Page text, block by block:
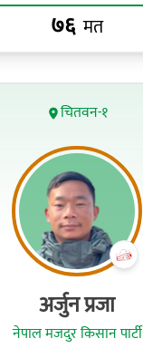
७६ मत
चितवन-१
अर्जुन प्रजा
नेपाल मजदुर किसान पार्टी